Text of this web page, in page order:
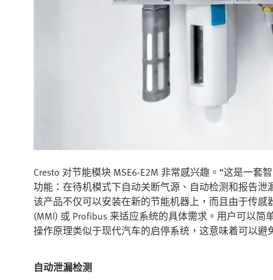
Cresto 对节能模块 MSE6-E2M 非常感兴趣。“这是一
功能：在待机模式下自动关断气源、自动检测和报告
该产品不仅可以安装在新的节能机器上，而且由于传
(MMI) 或 Profibus 来适应系统的具体需求。用户可以
操作原理类似于现代汽车的启停系统，这意味着可以避
自动泄漏检测